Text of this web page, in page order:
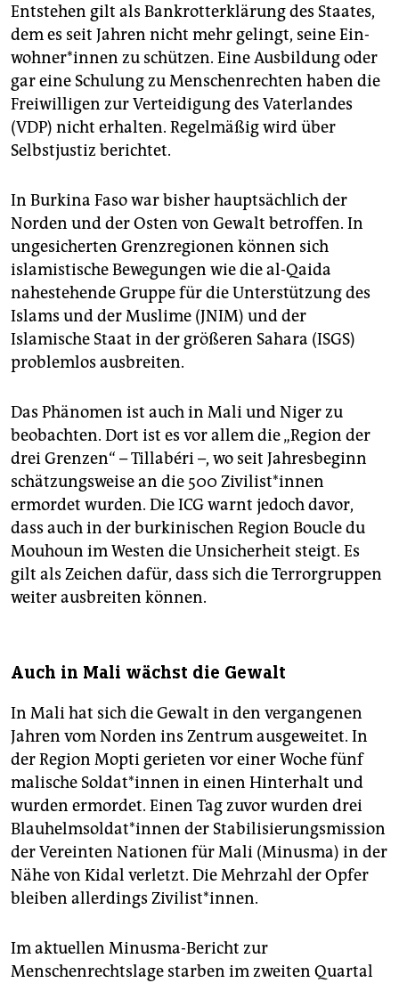
Entstehen gilt als Bankrotterklärung des Staates,
dem es seit Jahren nicht mehr gelingt, seine Ein­
woh­ne­r*in­nen zu schützen. Eine Ausbildung oder
gar eine Schulung zu Menschenrechten haben die
Freiwilligen zur Verteidigung des Vaterlandes
(VDP) nicht erhalten. Regelmäßig wird über
Selbstjustiz berichtet.
In Burkina Faso war bisher hauptsächlich der
Norden und der Osten von Gewalt betroffen. In
ungesicherten Grenzregionen können sich
islamistische Bewegungen wie die al-Qaida
nahestehende Gruppe für die Unterstützung des
Islams und der Muslime (JNIM) und der
Islamische Staat in der größeren Sahara (ISGS)
problemlos ausbreiten.
Das Phänomen ist auch in Mali und Niger zu
beobachten. Dort ist es vor allem die „Region der
drei Grenzen“ – Tillabéri –, wo seit Jahresbeginn
schätzungsweise an die 500 Zi­vi­lis­t*in­nen
ermordet wurden. Die ICG warnt jedoch davor,
dass auch in der burkinischen Region Boucle du
Mouhoun im Westen die Unsicherheit steigt. Es
gilt als Zeichen dafür, dass sich die Terrorgruppen
weiter ausbreiten können.
Auch in Mali wächst die Gewalt
In Mali hat sich die Gewalt in den vergangenen
Jahren vom Norden ins Zentrum ausgeweitet. In
der Region Mopti gerieten vor einer Woche fünf
malische Sol­da­t*in­nen in einen Hinterhalt und
wurden ermordet. Einen Tag zuvor wurden drei
Blau­helm­sol­da­t*in­nen der Stabilisierungsmission
der Vereinten Nationen für Mali (Minusma) in der
Nähe von Kidal verletzt. Die Mehrzahl der Opfer
bleiben allerdings Zivilist*innen.
Im aktuellen Minusma-Bericht zur
Menschenrechtslage starben im zweiten Quartal